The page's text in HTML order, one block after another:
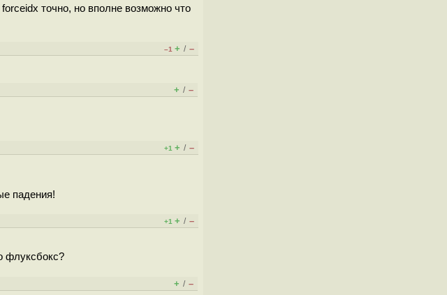
точно, но вполне возможно что
–1 + / –
+ / –
+1 + / –
падения!
+1 + / –
флуксбокс?
+ / –